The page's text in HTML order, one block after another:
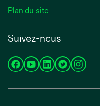
Plan du site
Suivez-nous
s’ouvres’ouvres’ouvres’ouvres’ouvre